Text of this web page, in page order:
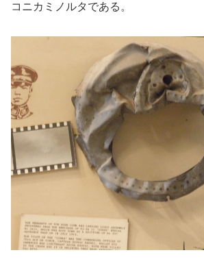
コニカミノルタである。